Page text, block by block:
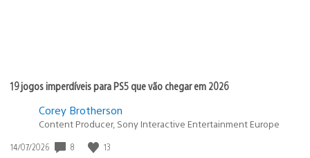
19 jogos imperdíveis para PS5 que vão chegar em 2026
Corey Brotherson
Content Producer, Sony Interactive Entertainment Europe
Data
14/07/2026 8 13